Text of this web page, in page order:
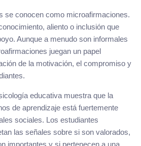
se conocen como microafirmaciones.
aliento o inclusión que
Aunque a menudo son informales
juegan un papel
de la motivación, el compromiso y
educativa muestra que la
de aprendizaje está fuertemente
sociales. Los estudiantes
las señales sobre si son valorados,